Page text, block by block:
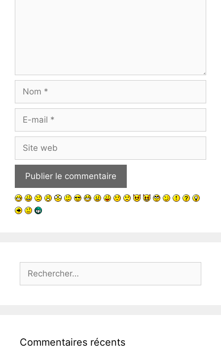
Nom
Site
web
Rechercher :
Commentaires récents